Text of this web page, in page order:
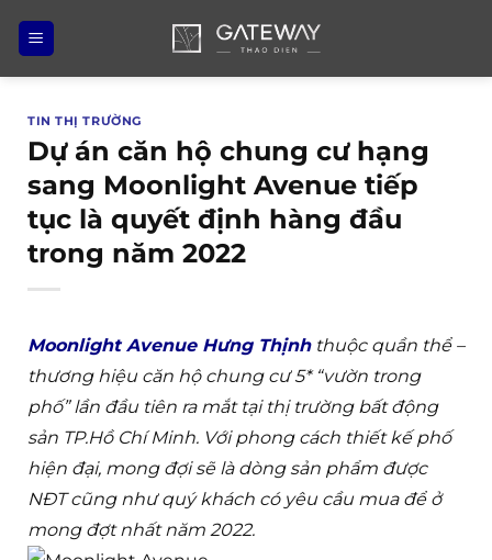
qua
nội
TIN THỊ TRƯỜNG
Dự án căn hộ chung cư hạng
sang Moonlight Avenue tiếp
tục là quyết định hàng đầu
trong năm 2022
Moonlight Avenue Hưng Thịnhthuộc quần thể –
thương hiệu căn hộ chung cư 5* “vườn trong
phố” lần đầu tiên ra mắt tại thị trường bất động
sản TP.Hồ Chí Minh. Với phong cách thiết kế phố
hiện đại, mong đợi sẽ là dòng sản phẩm được
NĐT cũng như quý khách có yêu cầu mua để ở
mong đợt nhất năm 2022.